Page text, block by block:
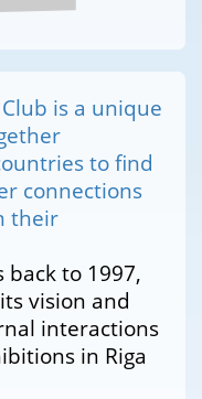
is a unique
to find
connections
their
to 1997,
vision and
interactions
in Riga